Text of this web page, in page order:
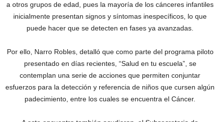
a otros grupos de edad, pues la mayoría de los cánceres infantiles
inicialmente presentan signos y síntomas inespecíficos, lo que
puede hacer que se detecten en fases ya avanzadas.
Por ello, Narro Robles, detalló que como parte del programa piloto
presentado en días recientes, “Salud en tu escuela”, se
contemplan una serie de acciones que permiten conjuntar
esfuerzos para la detección y referencia de niños que cursen algún
padecimiento, entre los cuales se encuentra el Cáncer.